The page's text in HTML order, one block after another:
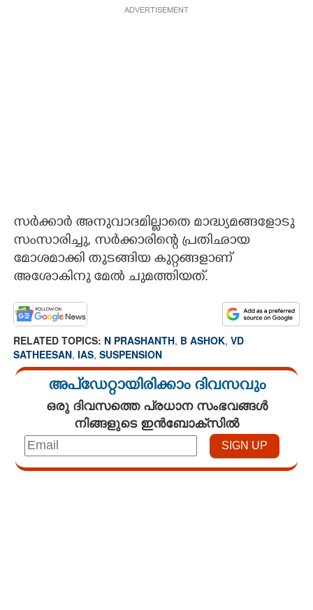
ADVERTISEMENT
സ‌ർക്കാർ അനുവാദമില്ലാതെ മാദ്ധ്യമങ്ങളോടു
സംസാരിച്ചു, സർക്കാരിന്റെ പ്രതിഛായ
മോശമാക്കി തുടങ്ങിയ കുറ്റങ്ങളാണ്
അശോകിനു മേൽ ചുമത്തിയത്.
RELATED TOPICS: N PRASHANTH, B ASHOK, VD
SATHEESAN, IAS, SUSPENSION
അപ്ഡേറ്റായിരിക്കാം ദിവസവും
ഒരു ദിവസത്തെ പ്രധാന സംഭവങ്ങൾ
നിങ്ങളുടെ ഇൻബോക്സിൽ